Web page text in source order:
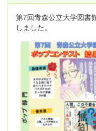
第7回青森公立大学図書
しました。